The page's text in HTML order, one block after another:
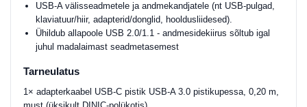
USB-A välisseadmetele ja andmekandjatele (nt USB-pulgad,
klaviatuur/hiir, adapterid/donglid, hooldusliidesed).
Ühildub allapoole USB 2.0/1.1 - andmesidekiirus sõltub igal
juhul madalaimast seadmetasemest
Tarneulatus
1× adapterkaabel USB-C pistik USB-A 3.0 pistikupessa, 0,20 m,